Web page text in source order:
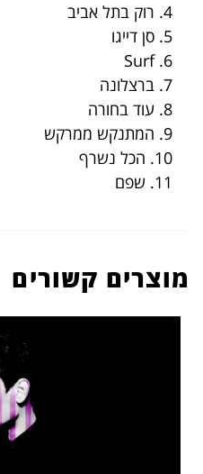
4. רוק בתל אביב
5. סן דייגו
6. Surf
7. ברצלונה
8. עוד בחורה
9. המתנקש ממרקש
10. הכל נשרף
11. שפם
מוצרים קשורים